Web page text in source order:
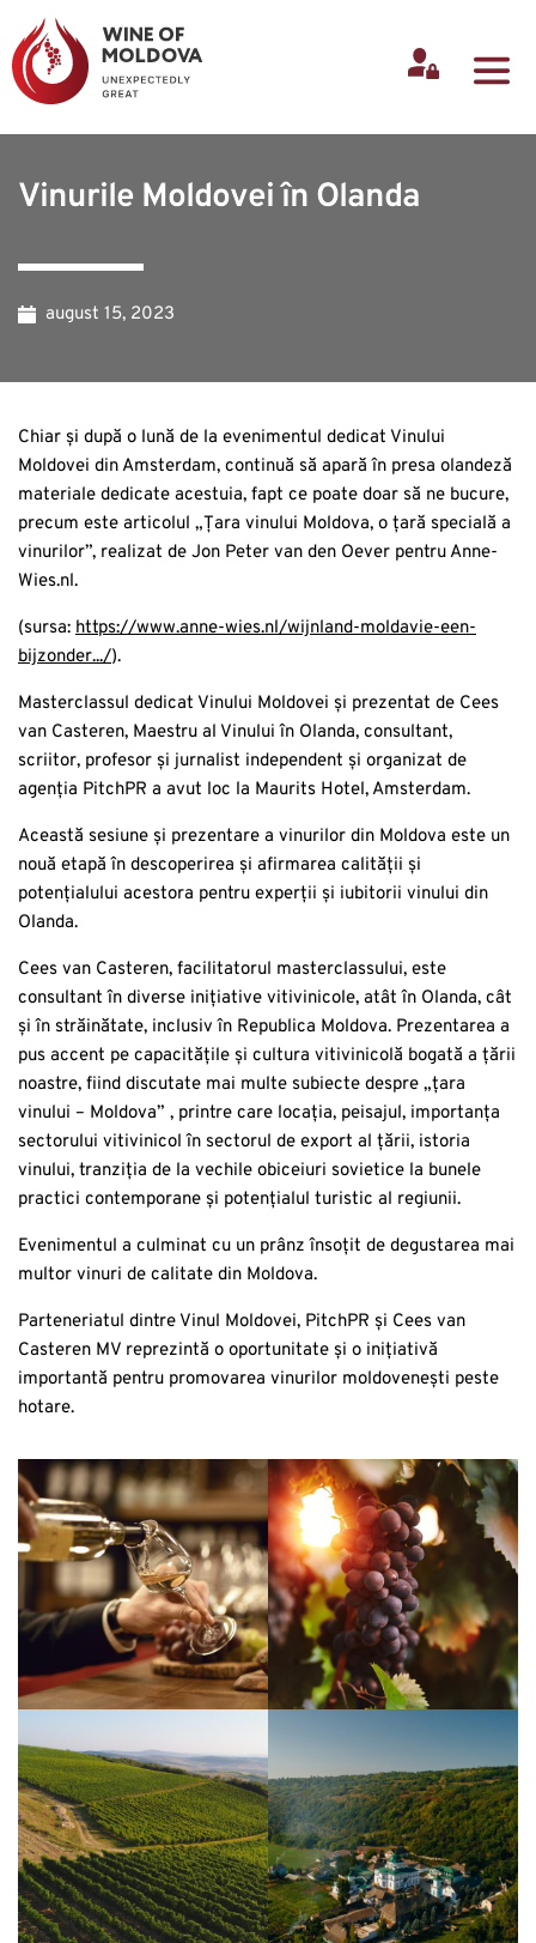
Vinurile Moldovei în Olanda
august 15, 2023
Chiar și după o lună de la evenimentul dedicat Vinului
Moldovei din Amsterdam, continuă să apară în presa olandeză
materiale dedicate acestuia, fapt ce poate doar să ne bucure,
precum este articolul „Țara vinului Moldova, o țară specială a
vinurilor”, realizat de Jon Peter van den Oever pentru Anne-
Wies.nl.
(sursa: https://www.anne-wies.nl/wijnland-moldavie-een-
bijzonder.../).
Masterclassul dedicat Vinului Moldovei și prezentat de Cees
van Casteren, Maestru al Vinului în Olanda, consultant,
scriitor, profesor și jurnalist independent și organizat de
agenția PitchPR a avut loc la Maurits Hotel, Amsterdam.
Această sesiune și prezentare a vinurilor din Moldova este un
nouă etapă în descoperirea și afirmarea calității și
potențialului acestora pentru experții și iubitorii vinului din
Olanda.
Cees van Casteren, facilitatorul masterclassului, este
consultant în diverse inițiative vitivinicole, atât în Olanda, cât
și în străinătate, inclusiv în Republica Moldova. Prezentarea a
pus accent pe capacitățile și cultura vitivinicolă bogată a țării
noastre, fiind discutate mai multe subiecte despre „țara
vinului – Moldova” , printre care locația, peisajul, importanța
sectorului vitivinicol în sectorul de export al țării, istoria
vinului, tranziția de la vechile obiceiuri sovietice la bunele
practici contemporane și potențialul turistic al regiunii.
Evenimentul a culminat cu un prânz însoțit de degustarea mai
multor vinuri de calitate din Moldova.
Parteneriatul dintre Vinul Moldovei, PitchPR și Cees van
Casteren MV reprezintă o oportunitate și o inițiativă
importantă pentru promovarea vinurilor moldovenești peste
hotare.